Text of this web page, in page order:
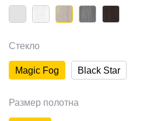
Стекло
Magic Fog Black Star
Размер полотна